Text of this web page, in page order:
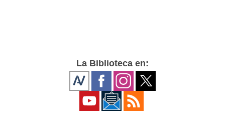
La Biblioteca en: